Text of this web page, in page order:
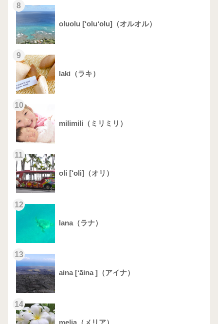
8
oluolu [‘olu‘olu]（オルオル）
9
laki（ラキ）
10
milimili（ミリミリ）
11
oli [‘oli]（オリ）
12
lana（ラナ）
13
aina [‘āina ]（アイナ）
14